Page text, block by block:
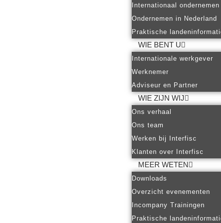
Internationaal ondernemen
Ondernemen in Nederland
Praktische
WIE BENT U
Internationale werkgever
Werknemer
Adviseur en Partner
WIE ZIJN WIJ
Ons verhaal
Ons team
Werken bij Interfisc
Klanten over Interfisc
MEER WETEN
Downloads
Overzicht evenementen
Incompany Trainingen
Praktische